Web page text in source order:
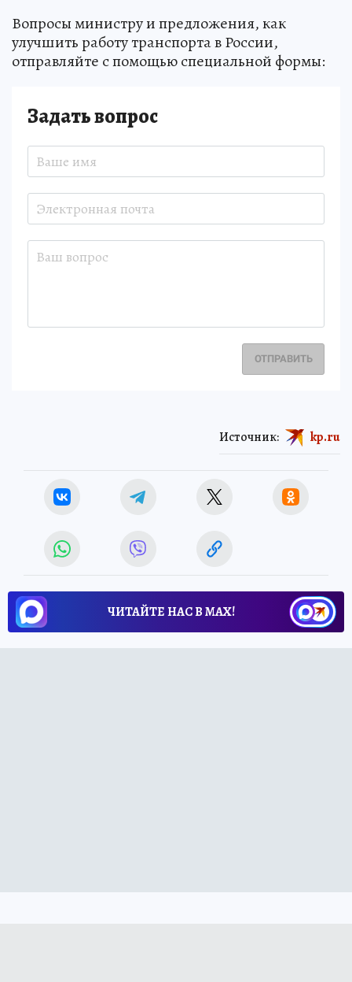
Вопросы министру и предложения, как
улучшить работу транспорта в России,
отправляйте с помощью специальной формы:
Задать вопрос
ОТПРАВИТЬ
Источник: kp.ru
ЧИТАЙТЕ НАС В МАХ!